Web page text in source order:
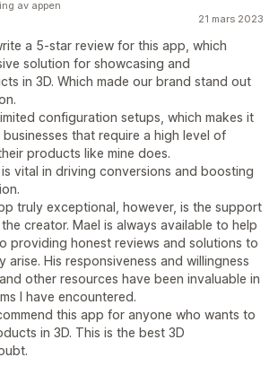
21 mars 2023
a 5-star review for this app, which
solution for showcasing and
in 3D. Which made our brand stand out
configuration setups, which makes it
that require a high level of
products like mine does.
vital in driving conversions and boosting
truly exceptional, however, is the support
creator. Mael is always available to help
providing honest reviews and solutions to
arise. His responsiveness and willingness
other resources have been invaluable in
I have encountered.
this app for anyone who wants to
in 3D. This is the best 3D
av appen